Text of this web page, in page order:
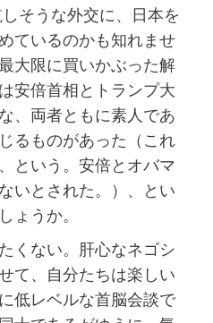
そうな外交に、日本を
ているのかも知れませ
大限に買いかぶった解
安倍首相とトランプ大
、両者ともに素人であ
るものがあった（これ
という。安倍とオバマ
いとされた。）、とい
ょうか。
くない。肝心なネゴシ
て、自分たちは楽しい
低レベルな首脳会談で